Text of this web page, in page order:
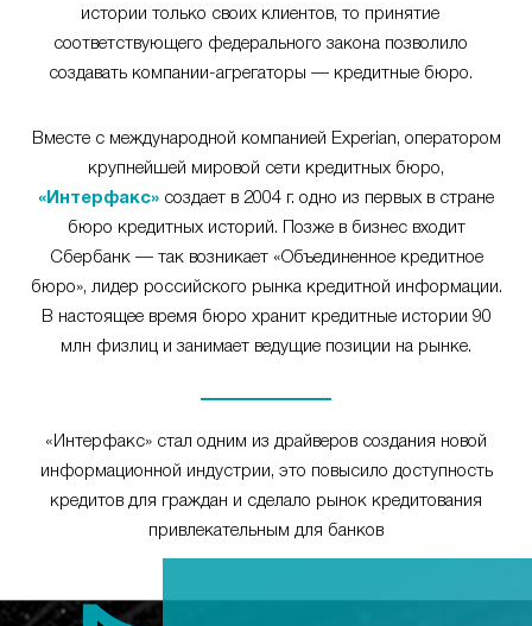
истории только своих клиентов, то принятие
соответствующего федерального закона позволило
создавать компании-агрегаторы — кредитные бюро.
Вместе с международной компанией Experian, оператором
крупнейшей мировой сети кредитных бюро,
«Интерфакс» создает в 2004 г. одно из первых в стране
бюро кредитных историй. Позже в бизнес входит
Сбербанк — так возникает «Объединенное кредитное
бюро», лидер российского рынка кредитной информации.
В настоящее время бюро хранит кредитные истории 90
млн физлиц и занимает ведущие позиции на рынке.
«Интерфакс» стал одним из драйверов создания новой
информационной индустрии, это повысило доступность
кредитов для граждан и сделало рынок кредитования
привлекательным для банков